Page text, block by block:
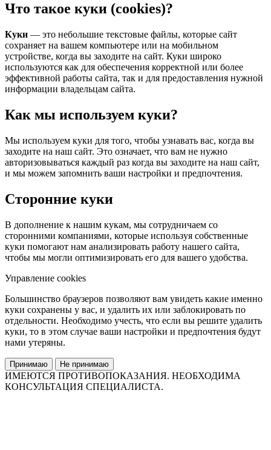
Что такое куки (cookies)?
Куки — это небольшие текстовые файлы, которые сайт
сохраняет на вашем компьютере или на мобильном
устройстве, когда вы заходите на сайт. Куки широко
используются как для обеспечения корректной или более
эффективной работы сайта, так и для предоставления нужной
информации владельцам сайта.
Как мы используем куки?
Мы используем куки для того, чтобы узнавать вас, когда вы
заходите на наш сайт. Это означает, что вам не нужно
авторизовываться каждый раз когда вы заходите на наш сайт,
и мы можем запомнить ваши настройки и предпочтения.
Сторонние куки
В дополнение к нашим кукам, мы сотрудничаем со
сторонними компаниями, которые используя собственные
куки помогают нам анализировать работу нашего сайта,
чтобы мы могли оптимизировать его для вашего удобства.
Управление cookies
Большинство браузеров позволяют вам увидеть какие именно
куки сохранены у вас, и удалить их или заблокировать по
отдельности. Необходимо учесть, что если вы решите удалить
куки, то в этом случае ваши настройки и предпочтения будут
нами утеряны.
Принимаю Не принимаю
ИМЕЮТСЯ ПРОТИВОПОКАЗАНИЯ. НЕОБХОДИМА
КОНСУЛЬТАЦИЯ СПЕЦИАЛИСТА.